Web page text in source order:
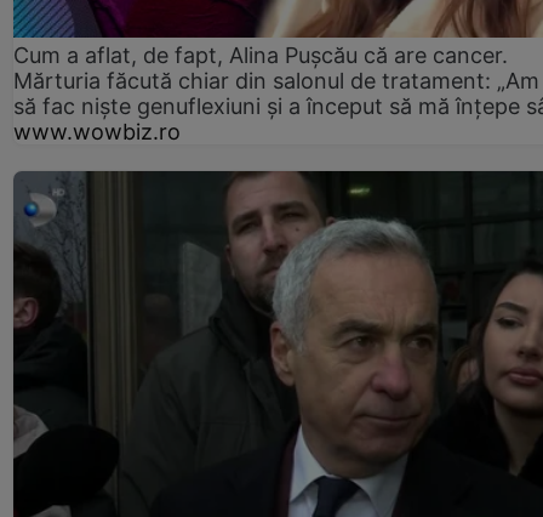
Cum a aflat, de fapt, Alina Pușcău că are cancer.
Mărturia făcută chiar din salonul de tratament:
să fac niște genuflexiuni și a început să mă înțepe
www.wowbiz.ro